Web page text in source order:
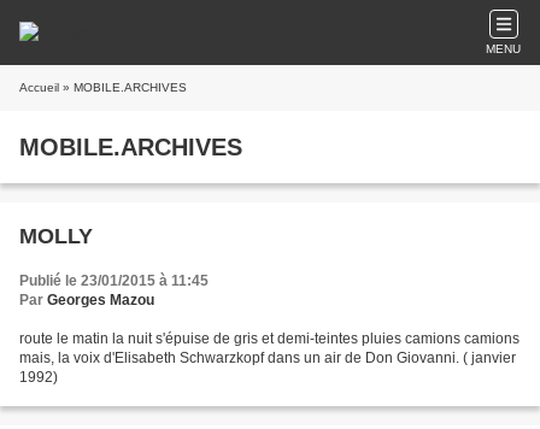
MENU
Accueil » MOBILE.ARCHIVES
MOBILE.ARCHIVES
MOLLY
Publié le 23/01/2015 à 11:45
Par Georges Mazou
route le matin la nuit s'épuise de gris et demi-teintes pluies camions camions
mais, la voix d'Elisabeth Schwarzkopf dans un air de Don Giovanni. ( janvier
1992)